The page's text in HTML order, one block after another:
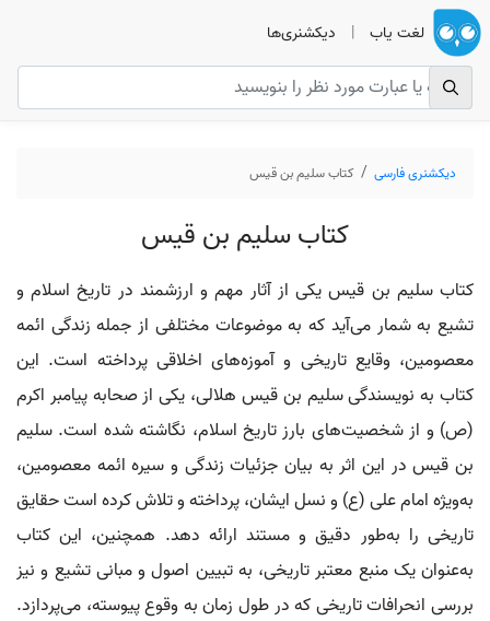
لغت یاب | دیکشنری‌ها
دیکشنری فارسی کتاب سلیم بن قیس
کتاب سلیم بن قیس
کتاب سلیم بن قیس یکی از آثار مهم و ارزشمند در تاریخ اسلام و
تشیع به شمار می‌آید که به موضوعات مختلفی از جمله زندگی ائمه
معصومین، وقایع تاریخی و آموزه‌های اخلاقی پرداخته است. این
کتاب به نویسندگی سلیم بن قیس هلالی، یکی از صحابه پیامبر اکرم
(ص) و از شخصیت‌های بارز تاریخ اسلام، نگاشته شده است. سلیم
بن قیس در این اثر به بیان جزئیات زندگی و سیره ائمه معصومین،
به‌ویژه امام علی (ع) و نسل ایشان، پرداخته و تلاش کرده است حقایق
تاریخی را به‌طور دقیق و مستند ارائه دهد. همچنین، این کتاب
به‌عنوان یک منبع معتبر تاریخی، به تبیین اصول و مبانی تشیع و نیز
بررسی انحرافات تاریخی که در طول زمان به وقوع پیوسته، می‌پردازد.